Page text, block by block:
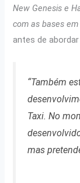
New Genesis e
com as bases
antes de
“Também
Taxi. No
mas